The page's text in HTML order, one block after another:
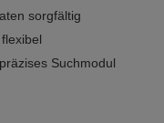
sorgfältig
Suchmodul